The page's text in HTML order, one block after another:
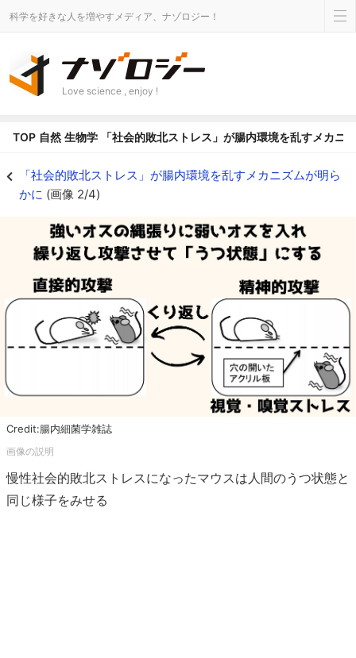
科学を好きな人を増やすメディア、ナゾロジー！
Love science , enjoy !
TOP 自然 生物学 「社会的敗北ストレス」が腸内環境を乱すメカニ
「社会的敗北ストレス」が腸内環境を乱すメカニズムが明ら
かに (画像 2/4)
Credit:腸内細菌学雑誌
慢性社会的敗北ストレスになったマウスは人間のうつ状態と
同じ様子をみせる